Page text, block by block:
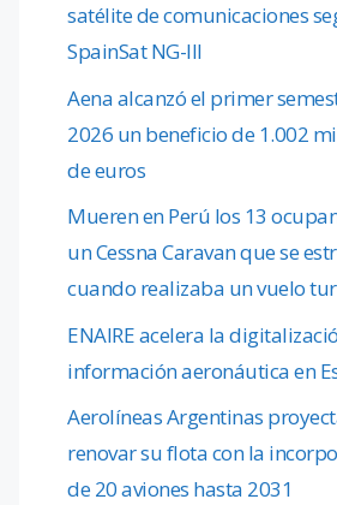
satélite de comunicaciones
SpainSat NG-III
Aena alcanzó el primer
2026 un beneficio de 1.002
de euros
Mueren en Perú los 13
un Cessna Caravan que se
cuando realizaba un vuelo
ENAIRE acelera la
información aeronáutica en
Aerolíneas Argentinas
renovar su flota con la
de 20 aviones hasta 2031